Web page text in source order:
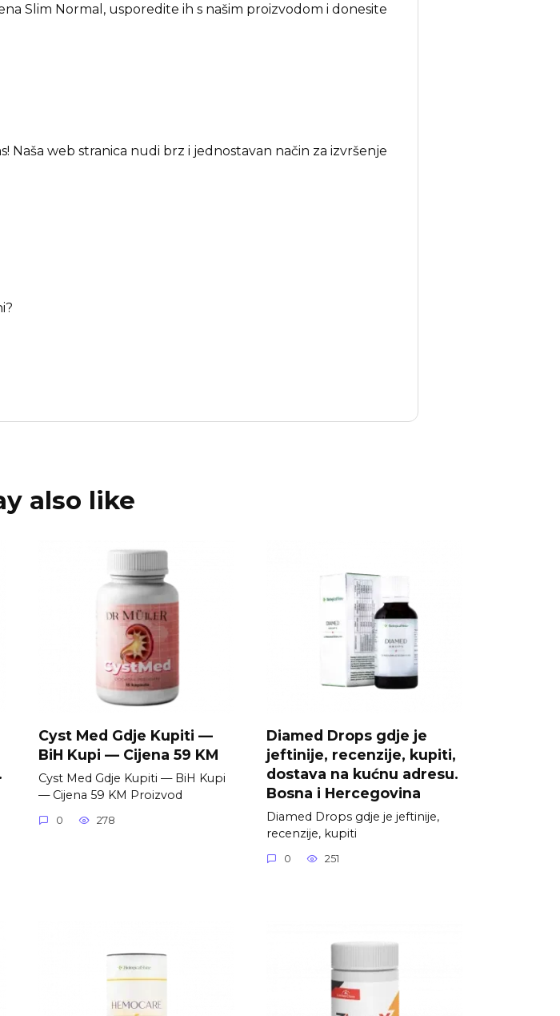
Slim Normal, usporedite ih s našim proizvodom i donesite
Naša web stranica nudi brz i jednostavan način za izvršenje
also like
Cyst Med Gdje Kupiti —
BiH Kupi — Cijena 59 KM
Cyst Med Gdje Kupiti — BiH Kupi
— Cijena 59 KM Proizvod
0 278
Diamed Drops gdje je
jeftinije, recenzije, kupiti,
dostava na kućnu adresu.
Bosna i Hercegovina
Diamed Drops gdje je jeftinije,
recenzije, kupiti
0 251